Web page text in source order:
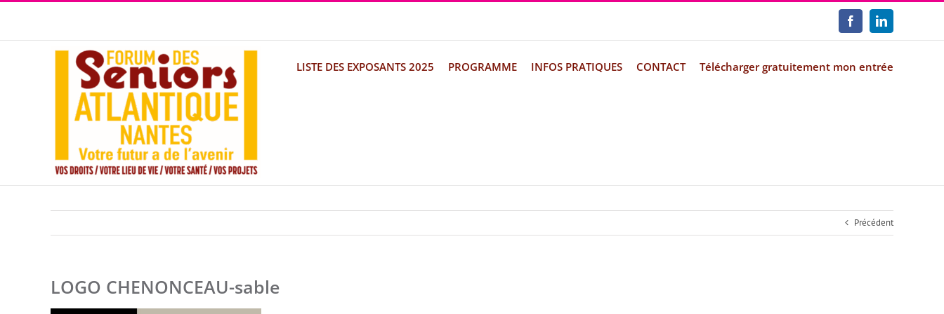
Passer
FacebookLinkedIn
LISTE DES EXPOSANTS 2025 PROGRAMME INFOS PRATIQUES CONTACT Télécharger gratuitement mon entrée
Précédent
LOGO CHENONCEAU-sable